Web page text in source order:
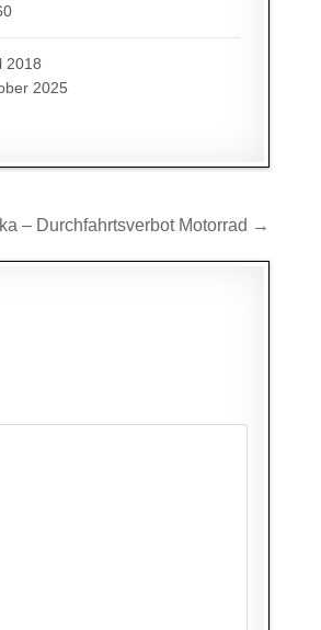
2018
2025
– Durchfahrtsverbot Motorrad →